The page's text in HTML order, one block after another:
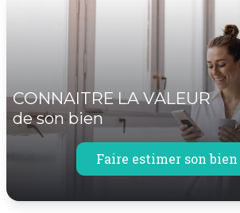
CONNAITRE LA VALEUR
de son bien
Faire estimer son bien